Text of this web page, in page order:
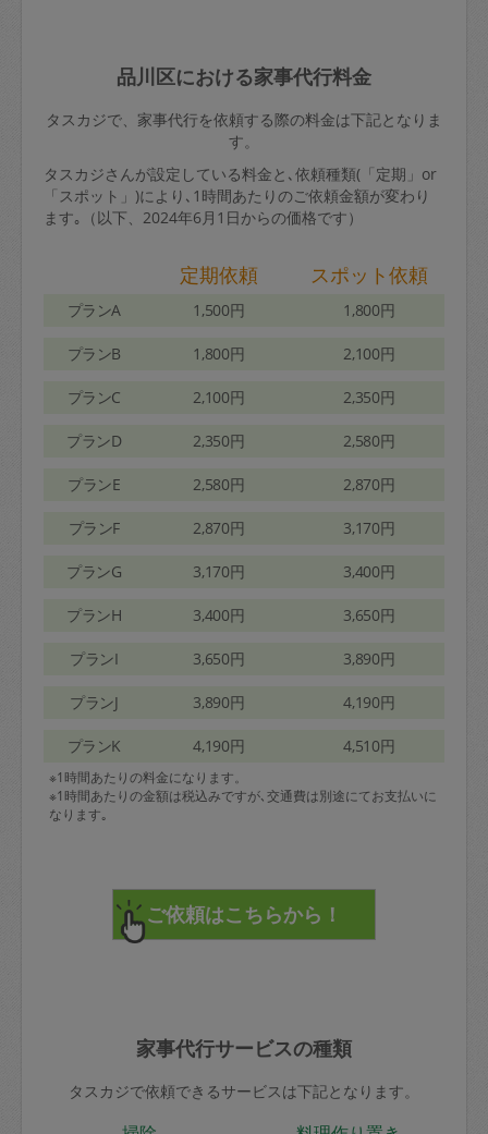
品川区における家事代行料金
タスカジで、家事代行を依頼する際の料金は下記となりま
す。
タスカジさんが設定している料金と､依頼種類(「定期」or
「スポット」)により､1時間あたりのご依頼金額が変わり
ます｡（以下、2024年6月1日からの価格です）
定期依頼 スポット依頼
プランA 1,500円 1,800円
プランB 1,800円 2,100円
プランC 2,100円 2,350円
プランD 2,350円 2,580円
プランE 2,580円 2,870円
プランF 2,870円 3,170円
プランG 3,170円 3,400円
プランH 3,400円 3,650円
プランI 3,650円 3,890円
プランJ 3,890円 4,190円
プランK 4,190円 4,510円
※1時間あたりの料金になります。
※1時間あたりの金額は税込みですが､交通費は別途にてお支払いに
なります｡
家事代行サービスの種類
タスカジで依頼できるサービスは下記となります。